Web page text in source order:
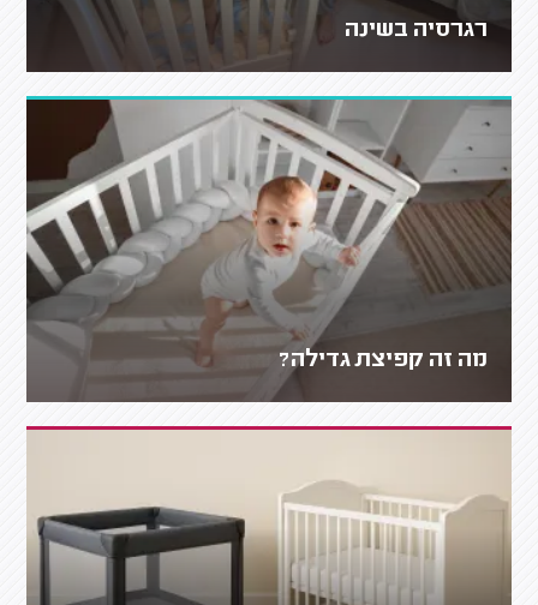
רגרסיה בשינה
מה זה קפיצת גדילה?